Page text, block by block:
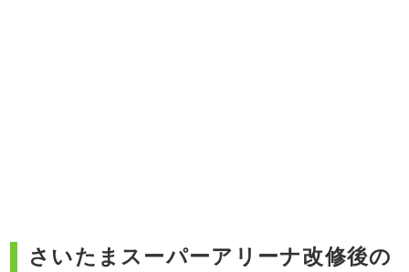
さいたまスーパーアリーナ改修後の